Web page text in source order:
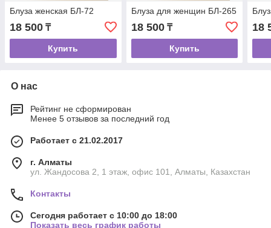
Блуза женская БЛ-72
18 500 ₸
Купить
Блуза для женщин БЛ-265
18 500₸
Купить
18
О нас
Рейтинг не сформирован
Менее 5 отзывов за последний год
Работает с 21.02.2017
г. Алматы
ул. Жандосова 2, 1 этаж, офис 101, Алматы, Казахстан
Контакты
Сегодня работает с 10:00 до 18:00
Показать весь график работы